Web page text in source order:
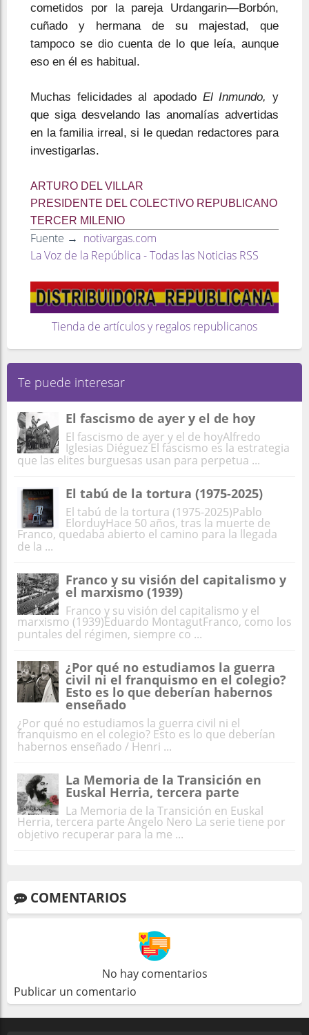
cometidos por la pareja Urdangarin—Borbón,
cuñado y hermana de su majestad, que
tampoco se dio cuenta de lo que leía, aunque
eso en él es habitual.
Muchas felicidades al apodado El Inmundo,y
que siga desvelando las anomalías advertidas
en la familia irreal, si le quedan redactores para
investigarlas.
ARTURO DEL VILLAR
PRESIDENTE DEL COLECTIVO REPUBLICANO
TERCER MILENIO
Fuente → notivargas.com
La Voz de la República - Todas las Noticias RSS
Tienda de artículos y regalos republicanos
Te puede interesar
El fascismo de ayer y el de hoy
El fascismo de ayer y el de hoyAlfredo
Iglesias Diéguez El fascismo es la estrategia
que las elites burguesas usan para perpetua ...
El tabú de la tortura (1975-2025)
El tabú de la tortura (1975-2025)Pablo
ElorduyHace 50 años, tras la muerte de
Franco, quedaba abierto el camino para la llegada
de la ...
Franco y su visión del capitalismo y
el marxismo (1939)
Franco y su visión del capitalismo y el
marxismo (1939)Eduardo MontagutFranco, como los
puntales del régimen, siempre co ...
¿Por qué no estudiamos la guerra
civil ni el franquismo en el colegio?
Esto es lo que deberían habernos
enseñado
¿Por qué no estudiamos la guerra civil ni el
franquismo en el colegio? Esto es lo que deberían
habernos enseñado / Henri ...
La Memoria de la Transición en
Euskal Herria, tercera parte
La Memoria de la Transición en Euskal
Herria, tercera parte Angelo Nero La serie tiene por
objetivo recuperar para la me ...
COMENTARIOS
No hay comentarios
Publicar un comentario